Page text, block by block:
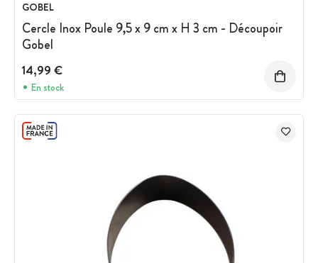
GOBEL
Cercle Inox Poule 9,5 x 9 cm x H 3 cm - Découpoir
Gobel
14,99 €
En stock